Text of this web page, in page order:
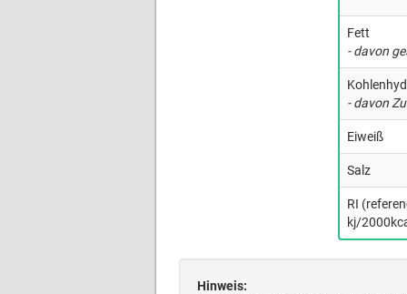
Fett
- davon
- davon
Eiweiß
Salz
RI
kj/
Hinweis: